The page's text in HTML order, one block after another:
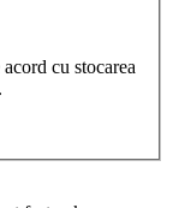
cu stocarea